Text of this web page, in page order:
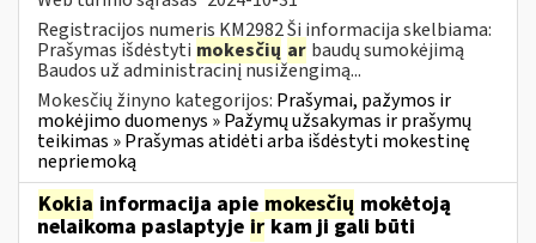
Registracijos numeris KM2982 Ši informacija skelbiama:
Prašymas išdėstyti mokesčių ar baudų sumokėjimą
Baudos už administracinį nusižengimą...
Mokesčių žinyno kategorijos: Prašymai, pažymos ir
mokėjimo duomenys » Pažymų užsakymas ir prašymų
teikimas » Prašymas atidėti arba išdėstyti mokestinę
nepriemoką
Kokia informacija apie mokesčių mokėtoją
nelaikoma paslaptyje irkam ji gali būti